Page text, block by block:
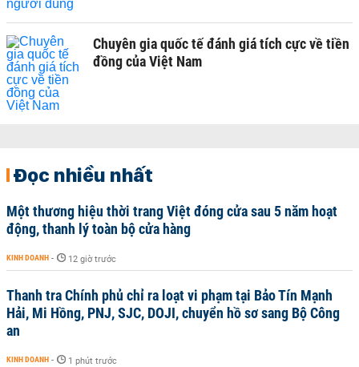
Chuyên gia quốc tế đánh giá tích cực về tiền
đồng của Việt Nam
Đọc nhiều nhất
Một thương hiệu thời trang Việt đóng cửa sau 5 năm hoạt
động, thanh lý toàn bộ cửa hàng
KINH DOANH - 12 giờ trước
Thanh tra Chính phủ chỉ ra loạt vi phạm tại Bảo Tín Mạnh
Hải, Mi Hồng, PNJ, SJC, DOJI, chuyển hồ sơ sang Bộ Công
an
KINH DOANH - 1 phút trước